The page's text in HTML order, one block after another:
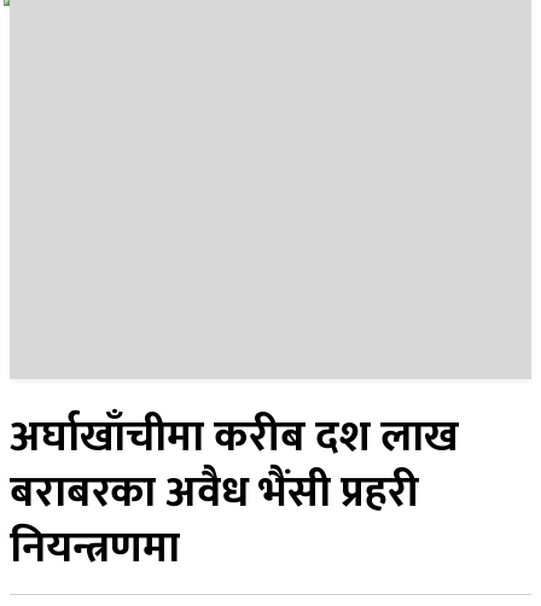
अर्घाखाँचीमा करीब दश लाख
बराबरका अवैध भैंसी प्रहरी
नियन्त्रणमा